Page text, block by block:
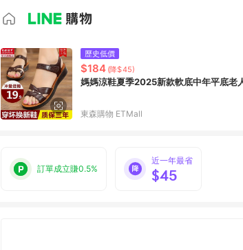
歷史低價
$184 (降$45)
媽媽涼鞋夏季2025新款軟底中年平底老
東森購物 ETMall
訂單成立賺0.5%
近一年最省
$45